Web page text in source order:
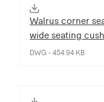
Walrus corner
wide seating
DWG - 454.94 KB